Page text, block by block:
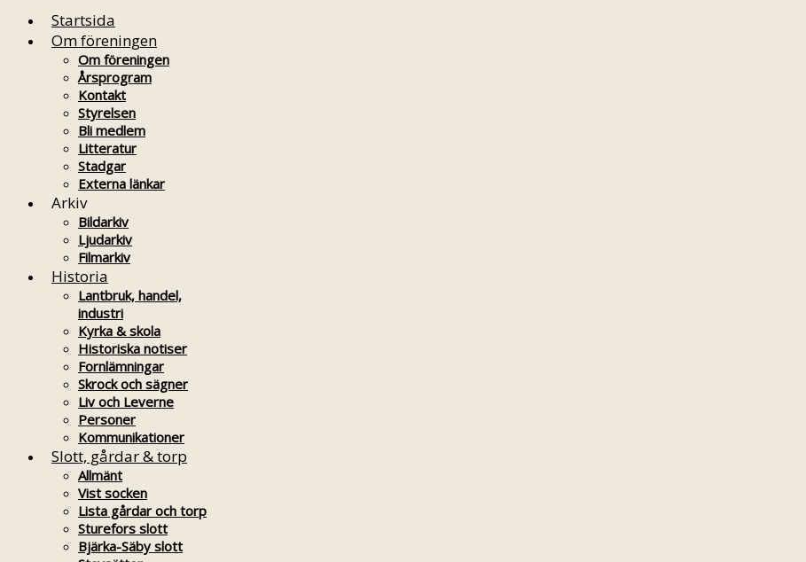
Startsida
Om föreningen
Om föreningen
Årsprogram
Kontakt
Styrelsen
Bli medlem
Litteratur
Stadgar
Externa länkar
Arkiv
Bildarkiv
Ljudarkiv
Filmarkiv
Historia
Lantbruk, handel,
industri
Kyrka & skola
Historiska notiser
Fornlämningar
Skrock och sägner
Liv och Leverne
Personer
Kommunikationer
Slott, gårdar & torp
Allmänt
Vist socken
Lista gårdar och torp
Sturefors slott
Bjärka-Säby slott